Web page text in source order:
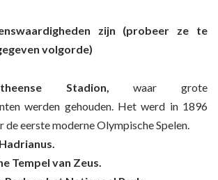
zijn (probeer ze te
volgorde)
Stadion,
waar grote
werden gehouden. Het werd in 1896
eerste moderne Olympische Spelen.
Tempel van Zeus.